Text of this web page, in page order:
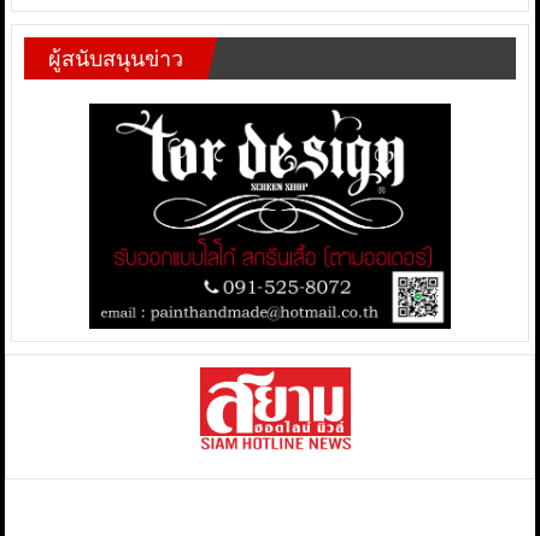
ผู้สนับสนุนข่าว